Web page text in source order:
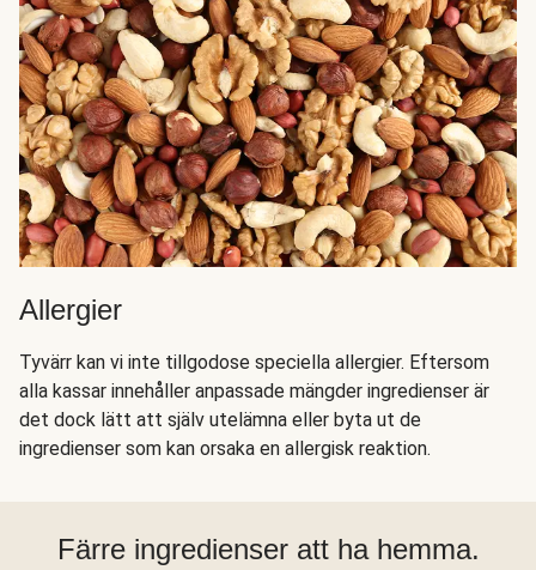
Allergier
Tyvärr kan vi inte tillgodose speciella allergier. Eftersom
alla kassar innehåller anpassade mängder ingredienser är
det dock lätt att själv utelämna eller byta ut de
ingredienser som kan orsaka en allergisk reaktion.
Färre ingredienser att ha hemma.